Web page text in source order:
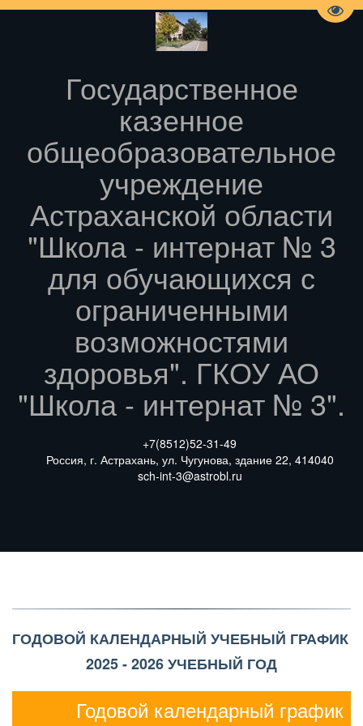
Государственное
казенное
общеобразовательное
учреждение
Астраханской области
"Школа - интернат № 3
для обучающихся с
ограниченными
возможностями
здоровья". ГКОУ АО
"Школа - интернат № 3".
+7(8512)52-31-49
Россия, г. Астрахань, ул. Чугунова, здание 22, 414040
sch-int-3@astrobl.ru
ГОДОВОЙ КАЛЕНДАРНЫЙ УЧЕБНЫЙ ГРАФИК
2025 - 2026 УЧЕБНЫЙ ГОД
Годовой календарный график